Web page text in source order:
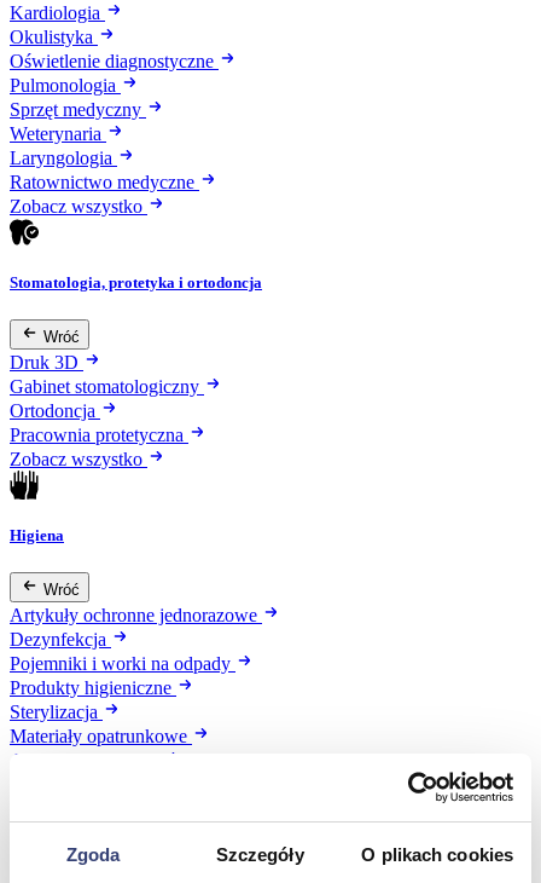
Zgoda Szczegóły O plikach cookies
Kardiologia
Okulistyka
Oświetlenie diagnostyczne
Pulmonologia
Sprzęt medyczny
Weterynaria
Laryngologia
Ratownictwo medyczne
Zobacz wszystko
Stomatologia, protetyka i ortodoncja
Wróć
Druk 3D
Gabinet stomatologiczny
Ortodoncja
Pracownia protetyczna
Zobacz wszystko
Higiena
Wróć
Artykuły ochronne jednorazowe
Dezynfekcja
Pojemniki i worki na odpady
Produkty higieniczne
Sterylizacja
Materiały opatrunkowe
Asortyment drobny